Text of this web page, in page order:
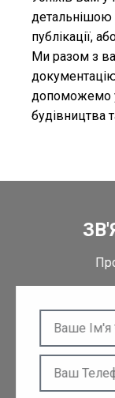
детальнішою
публікації,
Ми разом з
допоможемо
будівництва